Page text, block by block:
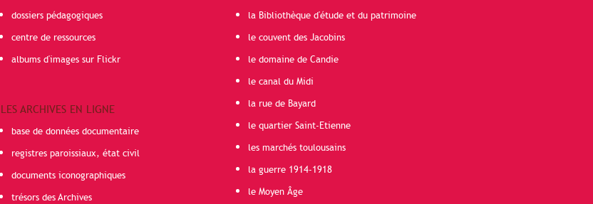
dossiers pédagogiques
centre de ressources
albums d'images sur Flickr
LES ARCHIVES EN LIGNE
base de données documentaire
registres paroissiaux, état civil
documents iconographiques
trésors des Archives
la Bibliothèque d'étude et du patrimoine
le couvent des Jacobins
le domaine de Candie
le canal du Midi
la rue de Bayard
le quartier Saint-Etienne
les marchés toulousains
la guerre 1914-1918
le Moyen Âge